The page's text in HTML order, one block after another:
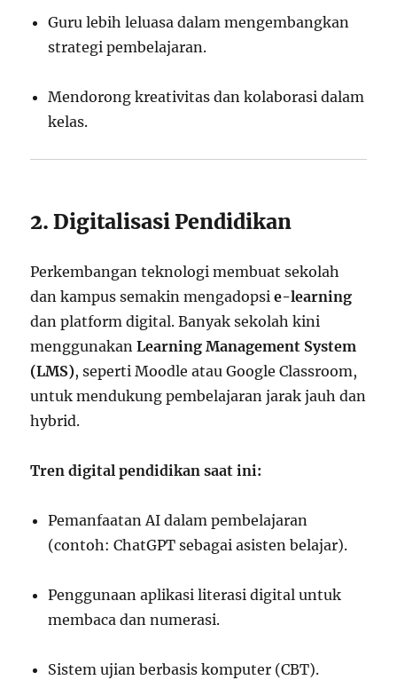
Guru lebih leluasa dalam mengembangkan
strategi pembelajaran.
Mendorong kreativitas dan kolaborasi dalam
kelas.
2. Digitalisasi Pendidikan
Perkembangan teknologi membuat sekolah
dan kampus semakin mengadopsie-learning
dan platform digital. Banyak sekolah kini
menggunakanLearning Management System
(LMS), seperti Moodle atau Google Classroom,
untuk mendukung pembelajaran jarak jauh dan
hybrid.
Tren digital pendidikan saat ini:
Pemanfaatan AI dalam pembelajaran
(contoh: ChatGPT sebagai asisten belajar).
Penggunaan aplikasi literasi digital untuk
membaca dan numerasi.
Sistem ujian berbasis komputer (CBT).